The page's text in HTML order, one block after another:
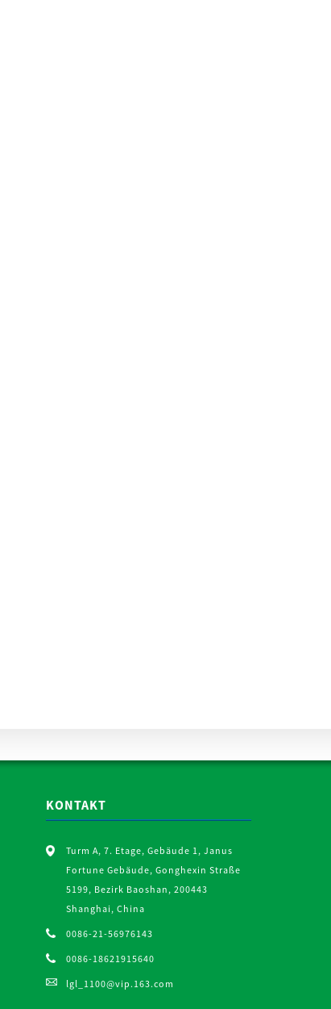
KONTAKT
Turm A, 7. Etage, Gebäude 1, Janus
Fortune Gebäude, Gonghexin Straße
5199, Bezirk Baoshan, 200443
Shanghai, China
0086-21-56976143
0086-18621915640
lgl_1100@vip.163.com